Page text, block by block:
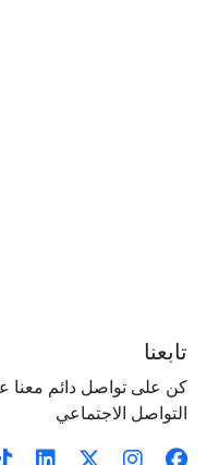
تابعنا
كن على تواصل دائم معنا
التواصل الاجتماعي